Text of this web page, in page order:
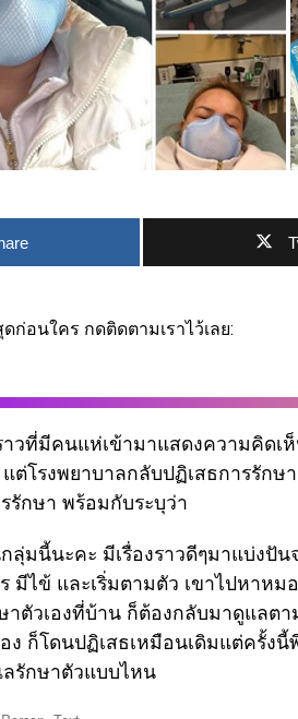
อนใคร กดติดตามเราไว้เลย:
ราวที่มีคนแห่เข้ามาแสดงความคิด
ต่โรงพยาบาลกลับปฏิเสธการรักษ
รักษา พร้อมกับระบุว่า
ลุ่มนี้นะคะ มีเรื่องราวดีๆมาแบ่งปั
มีไข้ และเริ่มตามตัว เขาไปหาห
าตัวเองที่บ้าน ก็ต้องกลับมาดูแลต
ง ก็โดนปฏิเสธเหมือนเดิมแต่ครั้งนี้
ลรักษาตัวแบบไหน